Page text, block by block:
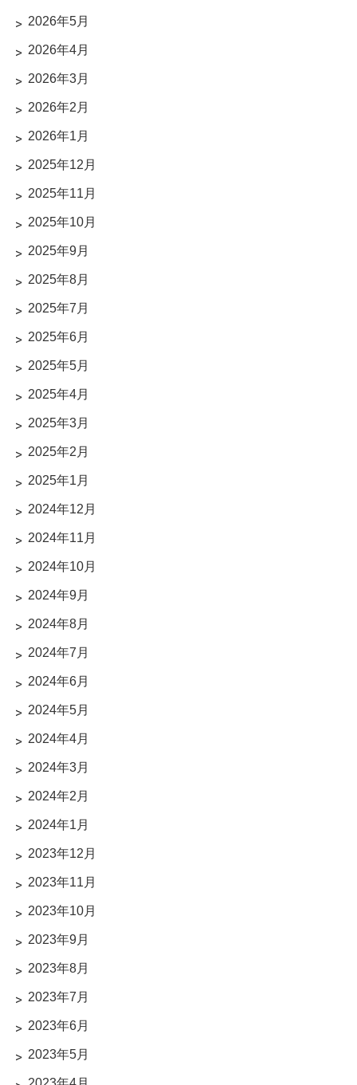
2026年5月
2026年4月
2026年3月
2026年2月
2026年1月
2025年12月
2025年11月
2025年10月
2025年9月
2025年8月
2025年7月
2025年6月
2025年5月
2025年4月
2025年3月
2025年2月
2025年1月
2024年12月
2024年11月
2024年10月
2024年9月
2024年8月
2024年7月
2024年6月
2024年5月
2024年4月
2024年3月
2024年2月
2024年1月
2023年12月
2023年11月
2023年10月
2023年9月
2023年8月
2023年7月
2023年6月
2023年5月